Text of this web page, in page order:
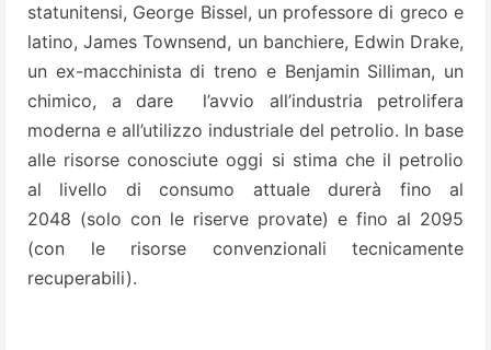
statunitensi, George Bissel, un professore di greco e
latino, James Townsend, un banchiere, Edwin Drake,
un ex-macchinista di treno e Benjamin Silliman, un
chimico, a dare l’avvio all’industria petrolifera
moderna e all’utilizzo industriale del petrolio. In base
alle risorse conosciute oggi si stima che il petrolio
al livello di consumo attuale durerà fino al
2048 (solo con le riserve provate) e fino al 2095
(con le risorse convenzionali tecnicamente
recuperabili).